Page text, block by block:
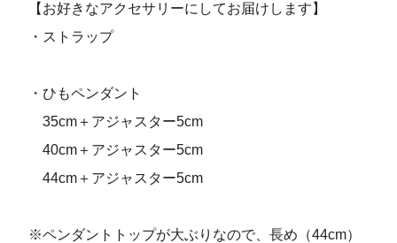
【お好きなアクセサリーにしてお届けします】
・ストラップ
・ひもペンダント
35cm＋アジャスター5cm
40cm＋アジャスター5cm
44cm＋アジャスター5cm
※ペンダントトップが大ぶりなので、長め（44cm）